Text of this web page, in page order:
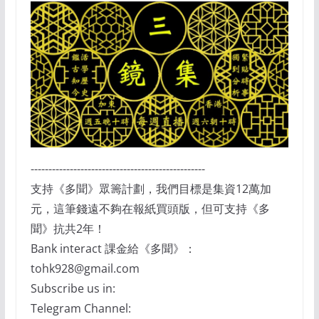
-------------------------------------------------
支持《多聞》眾籌計劃，我們目標是集資12萬加
元，這筆錢遠不夠在報紙買頭版，但可支持《多
聞》抗共2年！
Bank interact 課金給《多聞》：
tohk928@gmail.com
Subscribe us in:
Telegram Channel: